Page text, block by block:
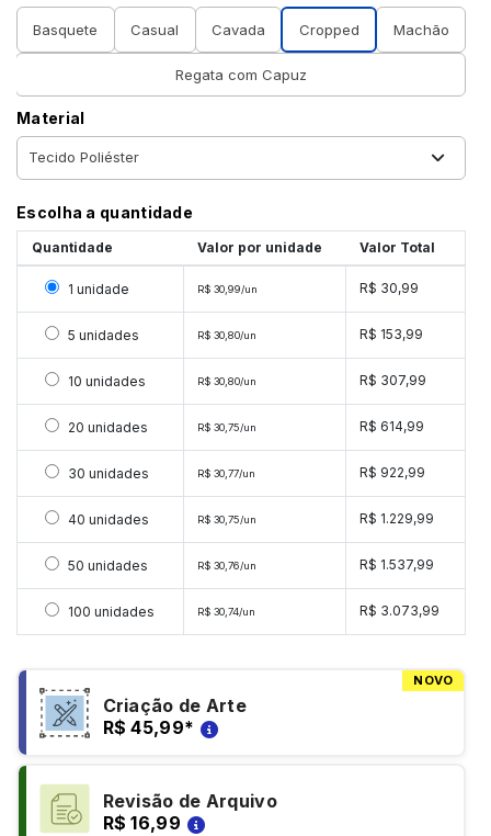
Basquete Casual Cavada Cropped Machão
Regata com Capuz
Material
Escolha a quantidade
Quantidade Valor por unidade Valor Total
Selecionar 1 unidade
1 unidade R$ 30,99/un R$ 30,99
Selecionar 5 unidades
5 unidades R$ 30,80/un R$ 153,99
Selecionar 10 unidades
10 unidades R$ 30,80/un R$ 307,99
Selecionar 20 unidades
20 unidades R$ 30,75/un R$ 614,99
Selecionar 30 unidades
30 unidades R$ 30,77/un R$ 922,99
Selecionar 40 unidades
40 unidades R$ 30,75/un R$ 1.229,99
Selecionar 50 unidades
50 unidades R$ 30,76/un R$ 1.537,99
Selecionar 100 unidades
100 unidades R$ 30,74/un R$ 3.073,99
NOVO
Criação de Arte
R$ 45,99*
Revisão de Arquivo
R$ 16,99